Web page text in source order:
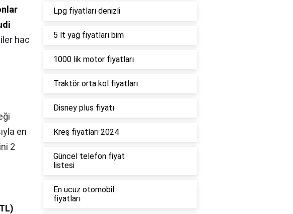
hac
en
2
Lpg fiyatları denizli
5 lt yağ fiyatları bim
1000 lik motor fiyatları
Traktör orta kol fiyatları
Disney plus fiyatı
Kreş fiyatları 2024
Güncel telefon fiyat
listesi
En ucuz otomobil
fiyatları